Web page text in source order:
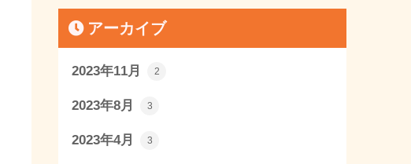
アーカイブ
2023年11月 2
2023年8月 3
2023年4月 3